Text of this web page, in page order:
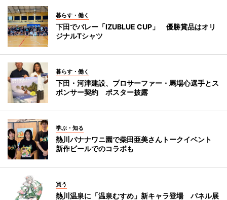
暮らす・働く
下田でバレー「IZUBLUE CUP」 優勝賞品はオリ
ジナルTシャツ
暮らす・働く
下田・河津建設、プロサーファー・馬場心選手とス
ポンサー契約 ポスター披露
学ぶ・知る
熱川バナナワニ園で柴田亜美さんトークイベント
新作ビールでのコラボも
買う
熱川温泉に「温泉むすめ」新キャラ登場 パネル展